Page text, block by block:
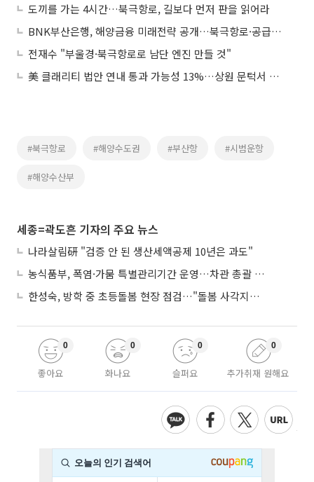
도끼를 가는 4시간…북극항로, 길보다 먼저 판을 읽어라
BNK부산은행, 해양금융 미래전략 공개…북극항로·공급망 재편 겨냥
전재수 "부울경·북극항로로 남단 엔진 만들 것"
美 클래리티 법안 연내 통과 가능성 13%…상원 문턱서 제동
#북극항로 #해양수도권 #부산항 #시범운항
#해양수산부
세종=곽도흔 기자의 주요 뉴스
나라살림硏 "검증 안 된 생산세액공제 10년은 과도"
농식품부, 폭염·가뭄 특별관리기간 운영…차관 총괄 대응체계 격상
한성숙, 방학 중 초등돌봄 현장 점검…"돌봄 사각지대 없애야"
좋아요
0
화나요
0
슬퍼요
0
추가취재 원해요
0